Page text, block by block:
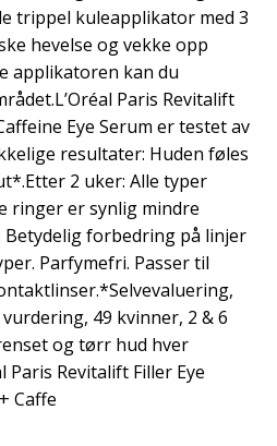
trippel kuleapplikator med 3
hevelse og vekke opp
applikatoren kan du
Paris Revitalift
Eye Serum er testet av
resultater: Huden føles
2 uker: Alle typer
ringer er synlig mindre
forbedring på linjer
Parfymefri. Passer til
49 kvinner, 2 & 6
og tørr hud hver
Revitalift Filler Eye
Caffe